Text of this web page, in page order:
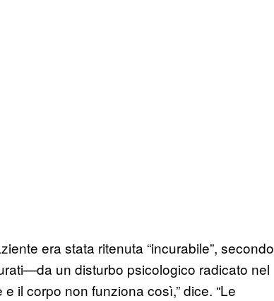
era stata ritenuta “incurabile”, secondo
un disturbo psicologico radicato nel
il corpo non funziona così,” dice. “Le